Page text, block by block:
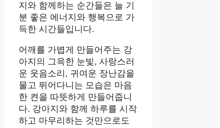
지와 함께하는 순간들은 늘 기
분 좋은 에너지와 행복으로 가
득한 시간들입니다.
어깨를 가볍게 만들어주는 강
아지의 그윽한 눈빛, 사랑스러
운 웃음소리, 귀여운 장난감을
물고 뛰어다니는 모습은 마음
한 켠을 따뜻하게 만들어줍니
다. 강아지와 함께 하루를 시작
하고 마무리하는 것만으로도